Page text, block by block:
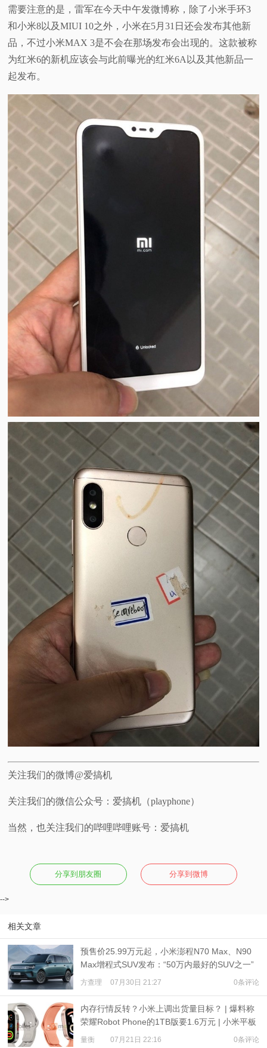
需要注意的是，雷军在今天中午发微博称，除了小米手环3
和小米8以及MIUI 10之外，小米在5月31日还会发布其他新
品，不过小米MAX 3是不会在那场发布会出现的。这款被称
为红米6的新机应该会与此前曝光的红米6A以及其他新品一
起发布。
关注我们的微博@爱搞机
关注我们的微信公众号：爱搞机（playphone）
当然，也关注我们的哔哩哔哩账号：爱搞机
分享到朋友圈 分享到微博
-->
相关文章
预售价25.99万元起，小米澎程N70 Max、N90
Max增程式SUV发布：“50万内最好的SUV之一”
方查理 07月30日 21:27 0条评论
内存行情反转？小米上调出货量目标？ | 爆料称
荣耀Robot Phone的1TB版要1.6万元 | 小米平板
9、REDMI Watch 6现身
量衡 07月21日 22:16 0条评论